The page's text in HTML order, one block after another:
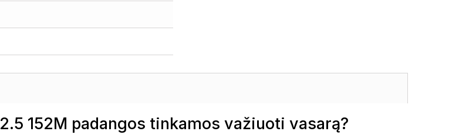
152M padangos tinkamos važiuoti vasarą?